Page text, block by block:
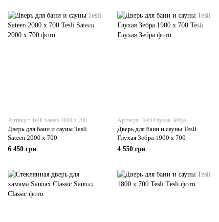
Артикул: Tesli Sateen 2000 x 700
Дверь для бани и сауны Tesli
Sateen 2000 x 700
6 450 грн
Артикул: Tesli Глухая Зебра
Дверь для бани и сауны Tesli
Глухая Зебра 1900 х 700
4 550 грн